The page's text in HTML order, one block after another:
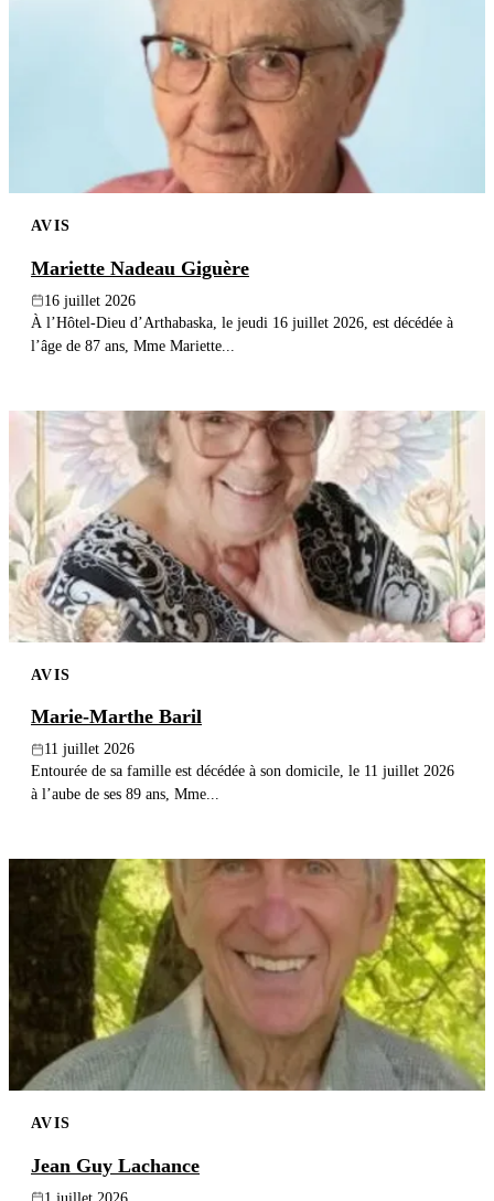
AVIS
Mariette Nadeau Giguère
16 juillet 2026
À l’Hôtel-Dieu d’Arthabaska, le jeudi 16 juillet 2026, est décédée à
l’âge de 87 ans, Mme Mariette...
AVIS
Marie-Marthe Baril
11 juillet 2026
Entourée de sa famille est décédée à son domicile, le 11 juillet 2026
à l’aube de ses 89 ans, Mme...
AVIS
Jean Guy Lachance